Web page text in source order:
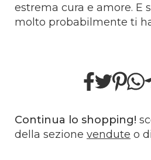
estrema cura e amore. E
molto probabilmente ti
Continua lo shopping!
della sezione vendute o di